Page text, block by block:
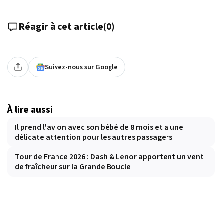
Réagir à cet article(0)
Suivez-nous sur Google
À lire aussi
Il prend l'avion avec son bébé de 8 mois et a une
délicate attention pour les autres passagers
Tour de France 2026 : Dash & Lenor apportent un vent
de fraîcheur sur la Grande Boucle